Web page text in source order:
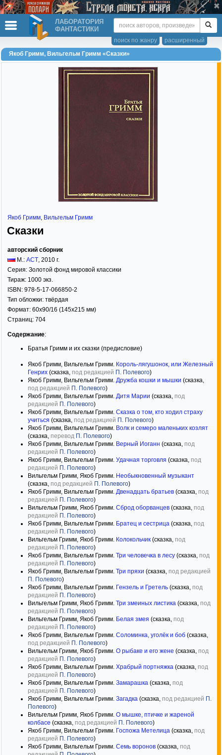
ЛАБОРАТОРИЯ
ФАНТАСТИКИ
расширенный
поиск по жанру
Якоб Гримм, Вильгельм Гримм «Сказки»
Якоб Гримм, Вильгельм Гримм
Сказки
авторский сборник
М.: АСТ, 2010 г.
Серия: Золотой фонд мировой классики
Тираж: 1000 экз.
ISBN: 978-5-17-066850-2
Тип обложки: твёрдая
Формат: 60x90/16 (145x215 мм)
Страниц: 704
Содержание:
Братья Гримм и их сказки (предисловие)
Якоб Гримм, Вильгельм Гримм. Король-лягушонок, или Железный
Генрих (сказка, под редакцией П. Полевого)
Якоб Гримм, Вильгельм Гримм. Дружба кошки и мышки (сказка,
под редакцией П. Полевого)
Якоб Гримм, Вильгельм Гримм. Дитя Марии (сказка, под
редакцией П. Полевого)
Якоб Гримм, Вильгельм Гримм. Сказка о том, кто ходил страху
учиться (сказка, под редакцией П. Полевого)
Якоб Гримм, Вильгельм Гримм. Волк и семеро маленьких козлят
(сказка, перевод П. Полевого)
Якоб Гримм, Вильгельм Гримм. Верный Иоганн (сказка, под
редакцией П. Полевого)
Якоб Гримм, Вильгельм Гримм. Удачная торговля (сказка, под
редакцией П. Полевого)
Вильгельм Гримм, Якоб Гримм. Необыкновенный музыкант
(сказка, под редакцией П. Полевого)
Якоб Гримм, Вильгельм Гримм. Двенадцать братьев (сказка, под
редакцией П. Полевого)
Вильгельм Гримм, Якоб Гримм. Сброд оборванцев (сказка, под
редакцией П. Полевого)
Якоб Гримм, Вильгельм Гримм. Братец и сестрица (сказка, под
редакцией П. Полевого)
Вильгельм Гримм, Якоб Гримм. Колокольчик (сказка, под
редакцией П. Полевого)
Якоб Гримм, Вильгельм Гримм. Три человечка в лесу (сказка, под
редакцией П. Полевого)
Якоб Гримм, Вильгельм Гримм. Три пряхи (сказка, под редакцией
П. Полевого)
Якоб Гримм, Вильгельм Гримм. Гензель и Гретель (сказка, под
редакцией П. Полевого)
Вильгельм Гримм, Якоб Гримм. Три змеиных листика (сказка, под
редакцией П. Полевого)
Вильгельм Гримм, Якоб Гримм. Белая змея (сказка, под
редакцией П. Полевого)
Якоб Гримм, Вильгельм Гримм. Соломинка, уголёк и боб (сказка,
под редакцией П. Полевого)
Вильгельм Гримм, Якоб Гримм. О рыбаке и его жене (сказка, под
редакцией П. Полевого)
Якоб Гримм, Вильгельм Гримм. Храбрый портняжка (сказка, под
редакцией П. Полевого)
Якоб Гримм, Вильгельм Гримм. Замарашка (сказка, под
редакцией П. Полевого)
Якоб Гримм, Вильгельм Гримм. Загадка (сказка, под редакцией П.
Полевого)
Вильгельм Гримм, Якоб Гримм. О мышке, птичке и жареной
колбасе (сказка, под редакцией П. Полевого)
Якоб Гримм, Вильгельм Гримм. Госпожа Метелица (сказка, под
редакцией П. Полевого)
Якоб Гримм, Вильгельм Гримм. Семь воронов (сказка, под